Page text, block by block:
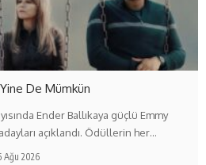
De Mümkün
Ender Ballıkaya güçlü Emmy
açıklandı. Ödüllerin her…
Ağu 2026